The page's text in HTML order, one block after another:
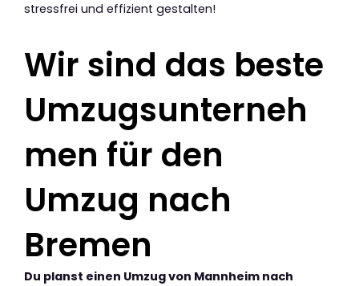
stressfrei und effizient gestalten!
Wir sind das beste
Umzugsunterneh
men für den
Umzug nach
Bremen
Du planst einen Umzug von Mannheim nach